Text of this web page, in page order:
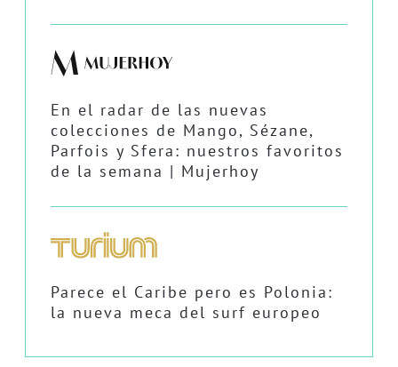
En el radar de las nuevas
colecciones de Mango, Sézane,
Parfois y Sfera: nuestros favoritos
de la semana | Mujerhoy
Parece el Caribe pero es Polonia:
la nueva meca del surf europeo